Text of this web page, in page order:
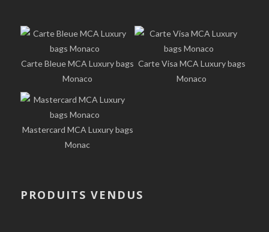
Carte Bleue MCA Luxury bags
Monaco
Carte Visa MCA Luxury bags
Monaco
Mastercard MCA Luxury bags
Monac
PRODUITS VENDUS